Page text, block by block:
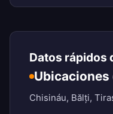
Datos rápidos
Chisináu, Bălți,